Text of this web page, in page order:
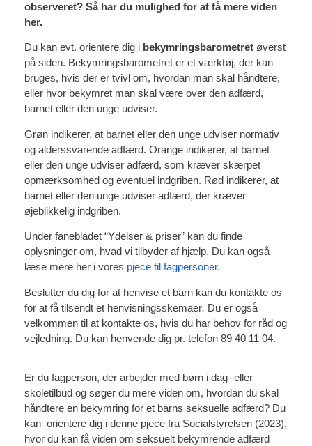
observeret? Så har du mulighed for at få mere viden
her.
Du kan evt. orientere dig i bekymringsbarometret øverst
på siden. Bekymringsbarometret er et værktøj, der kan
bruges, hvis der er tvivl om, hvordan man skal håndtere,
eller hvor bekymret man skal være over den adfærd,
barnet eller den unge udviser.
Grøn indikerer, at barnet eller den unge udviser normativ
og alderssvarende adfærd. Orange indikerer, at barnet
eller den unge udviser adfærd, som kræver skærpet
opmærksomhed og eventuel indgriben. Rød indikerer, at
barnet eller den unge udviser adfærd, der kræver
øjeblikkelig indgriben.
Under fanebladet “Ydelser & priser” kan du finde
oplysninger om, hvad vi tilbyder af hjælp. Du kan også
læse mere her i vores pjece til fagpersoner.
Beslutter du dig for at henvise et barn kan du kontakte os
for at få tilsendt et henvisningsskemaer. Du er også
velkommen til at kontakte os, hvis du har behov for råd og
vejledning. Du kan henvende dig pr. telefon 89 40 11 04.
Er du fagperson, der arbejder med børn i dag- eller
skoletilbud og søger du mere viden om, hvordan du skal
håndtere en bekymring for et barns seksuelle adfærd? Du
kan orientere dig i denne pjece fra Socialstyrelsen (2023),
hvor du kan få viden om seksuelt bekymrende adfærd